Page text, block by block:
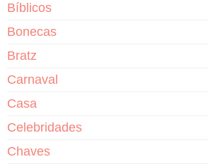
Bíblicos
Bonecas
Bratz
Carnaval
Casa
Celebridades
Chaves